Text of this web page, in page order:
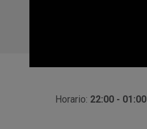
Horario: 22:00 - 01:00